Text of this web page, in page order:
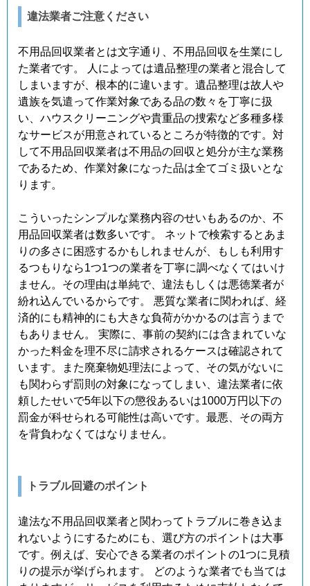
違法業者ご注意ください
不用品回収業者とは文字通り、不用品回収を生業にし
た業者です。 人によっては遺品整理の業者と混合して
しまいますが、根本的に違います。遺品整理は故人や
遺族を気遣って作業対象である品の数々を丁寧に扱
い、ハウスクリーニングや貴重品の捜索など多種多様
なサービスが用意されているところが特徴的です。対
して不用品回収業者は不用品の回収と処分が主な業務
であるため、作業対象になった品は全てゴミ扱いとな
ります。
こういったシンプルな業務内容のせいもあるのか、不
用品回収業者は数多いです。 ネットで検索するとあま
りの多さに困惑するかもしれませんが、もしも利用す
るつもりなら1つ1つの業者を丁寧に調べなくてはいけ
ません。その理由は単純で、違法もしくは悪徳業者が
紛れ込んでいるからです。 悪質な業者に関われば、経
済的にも精神的にも大きな負荷がかかるのは言うまで
もありません。 実際に、事前の契約には含まれていな
かった料金を理不尽に請求されるケースは確認されて
います。また廃棄物処理法によって、その気がないに
も関わらず罰則の対象になってしまい、違法業者に依
頼したせいで5年以下の懲役あるいは1000万円以下の
罰金が科せられる可能性は高いです。最悪、その両方
を背負わなくてはなりません。
トラブル回避のポイント
違法な不用品回収業者と関わってトラブルに巻き込ま
れないようにするためにも、選び方のポイントは大事
です。例えば、安心できる業者のポイントの1つに見積
りの提示が挙げられます。 どのような業者でも当ては